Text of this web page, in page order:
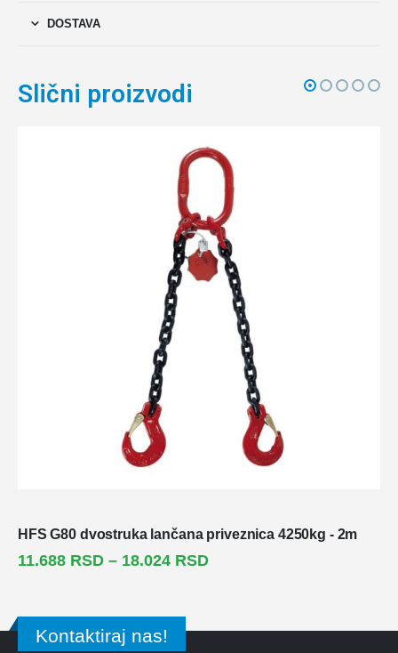
DOSTAVA
Slični proizvodi
HFS G80 dvostruka lančana priveznica 4250kg - 2m
11.688 RSD – 18.024 RSD
Kontaktiraj nas!